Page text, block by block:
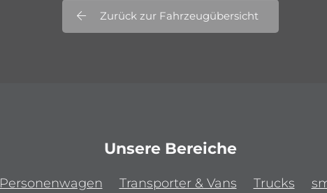
Zurück zur Fahrzeugübersicht
Unsere Bereiche
Personenwagen Transporter & Vans Trucks